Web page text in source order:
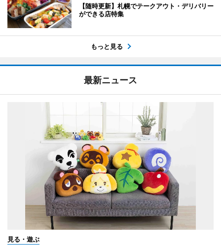
【随時更新】札幌でテークアウト・デリバリー
ができる店特集
もっと見る
最新ニュース
見る・遊ぶ